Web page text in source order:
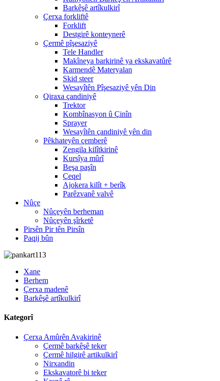
Barkêşê artîkulkirî
Çerxa forkliftê
Forklift
Destgirê konteynerê
Çermê pîşesaziyê
Tele Handler
Makîneya barkirinê ya ekskavatûrê
Karmendê Materyalan
Skid steer
Wesayîtên Pîşesaziyê yên Din
Qiraxa çandiniyê
Trektor
Kombînasyon û Çinîn
Sprayer
Wesayîtên çandiniyê yên din
Pêkhateyên çemberê
Zengila kilîtkirinê
Kursîya mûrî
Beşa paşîn
Çeqel
Ajokera kilît + berîk
Parêzvanê valvê
Nûçe
Nûçeyên berheman
Nûçeyên şîrketê
Pirsên Pir tên Pirsîn
Paqij bûn
Xane
Berhem
Çerxa madenê
Barkêşê artîkulkirî
Kategorî
Çerxa Amûrên Avakirinê
Çermê barkêşê teker
Çermê hilgirê artikulkirî
Nirxandin
Ekskavatorê bi teker